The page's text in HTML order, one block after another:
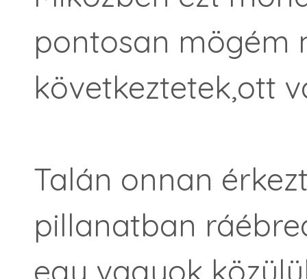
pontosan mögém
következtetek,ott
Talán onnan
pillanatban
egy vagyok